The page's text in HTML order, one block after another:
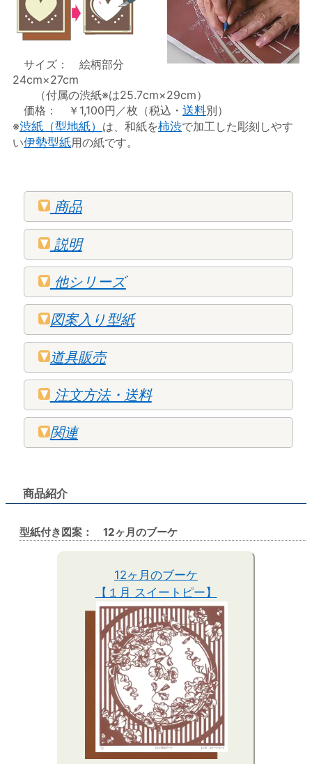
サイズ： 絵柄部分
24cm×27cm
（付属の渋紙※は25.7cm×29cm）
価格： ￥1,100円／枚（税込・ 送料別）
※渋紙（型地紙） は、和紙を柿渋で加工した彫刻しやす
い伊勢型紙用の紙です。
商品
説明
他シリーズ
図案入り型紙
道具販売
注文方法・送料
関連
商品紹介
型紙付き図案： 12ヶ月のブーケ
12ヶ月のブーケ
【１月 スイートピー】